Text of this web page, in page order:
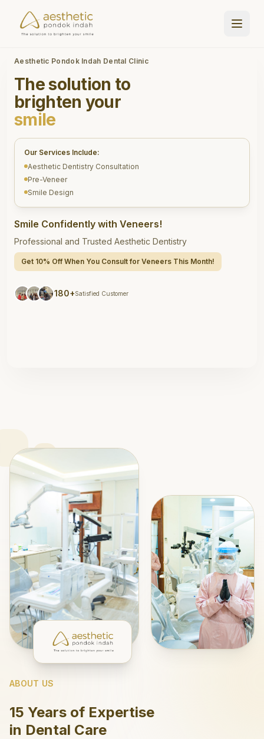
Aesthetic Pondok Indah Dental Clinic
The solution to
brighten your
smile
Our Services Include:
Aesthetic Dentistry Consultation
Pre-Veneer
Smile Design
Smile Confidently with Veneers!
Professional and Trusted Aesthetic Dentistry
Get 10% Off When You Consult for Veneers This Month!
180+Satisfied Customer
ABOUT US
15 Years of Expertise
in Dental Care